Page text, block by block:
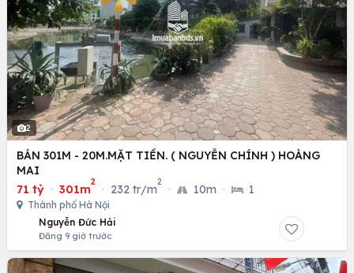
2
BÁN 301M - 20M.MẶT TIỀN. ( NGUYỄN CHÍNH ) HOÀNG
MAI
71 tỷ · 301m
2
· 232 tr/m
2
· 10m · 1
Thành phố Hà Nội
Nguyễn Đức Hải
Đăng 9 giờ trước